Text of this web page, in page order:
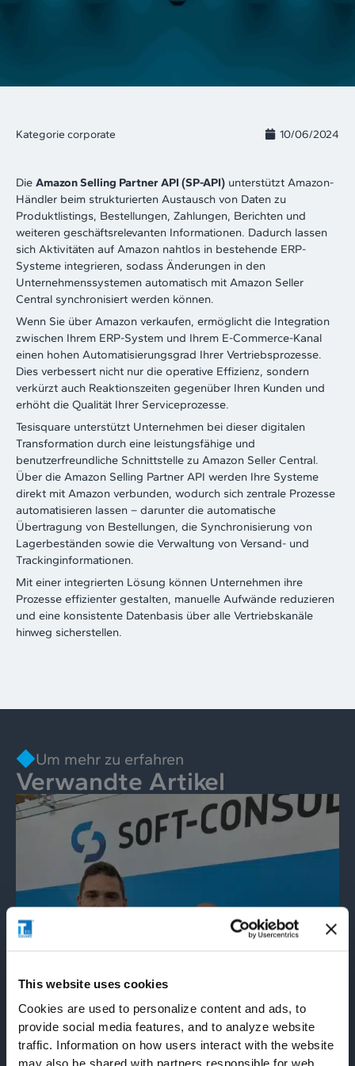
This website uses cookies
Cookies are used to personalize content and ads, to
provide social media features, and to analyze website
traffic. Information on how users interact with the website
Kategorie corporate 10/06/2024
Die Amazon Selling Partner API (SP-API) unterstützt Amazon-
Händler beim strukturierten Austausch von Daten zu
Produktlistings, Bestellungen, Zahlungen, Berichten und
weiteren geschäftsrelevanten Informationen. Dadurch lassen
sich Aktivitäten auf Amazon nahtlos in bestehende ERP-
Systeme integrieren, sodass Änderungen in den
Unternehmenssystemen automatisch mit Amazon Seller
Central synchronisiert werden können.
Wenn Sie über Amazon verkaufen, ermöglicht die Integration
zwischen Ihrem ERP-System und Ihrem E-Commerce-Kanal
einen hohen Automatisierungsgrad Ihrer Vertriebsprozesse.
Dies verbessert nicht nur die operative Effizienz, sondern
verkürzt auch Reaktionszeiten gegenüber Ihren Kunden und
erhöht die Qualität Ihrer Serviceprozesse.
Tesisquare unterstützt Unternehmen bei dieser digitalen
Transformation durch eine leistungsfähige und
benutzerfreundliche Schnittstelle zu Amazon Seller Central.
Über die Amazon Selling Partner API werden Ihre Systeme
direkt mit Amazon verbunden, wodurch sich zentrale Prozesse
automatisieren lassen – darunter die automatische
Übertragung von Bestellungen, die Synchronisierung von
Lagerbeständen sowie die Verwaltung von Versand- und
Trackinginformationen.
Mit einer integrierten Lösung können Unternehmen ihre
Prozesse effizienter gestalten, manuelle Aufwände reduzieren
und eine konsistente Datenbasis über alle Vertriebskanäle
hinweg sicherstellen.
Um mehr zu erfahren
Verwandte Artikel
partner 27/04/2026